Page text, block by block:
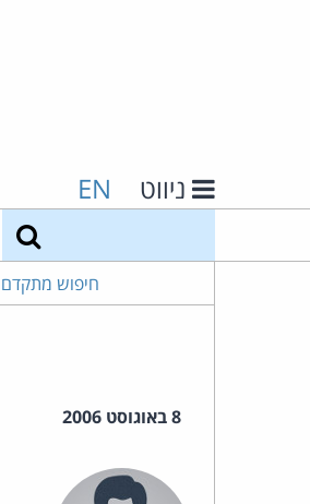
ניווט EN
חיפוש מתקדם
8 באוגוסט 2006